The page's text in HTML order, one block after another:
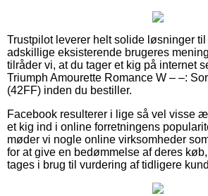
Trustpilot leverer helt solide løsninger til
adskillige eksisterende brugeres
tilråder vi, at du tager et kig på internet
Triumph Amourette Romance W – –:
(42FF) inden du bestiller.
Facebook resulterer i lige så vel visse
et kig ind i online forretningens
møder vi nogle online virksomheder
for at give en bedømmelse af deres
tages i brug til vurdering af tidligere